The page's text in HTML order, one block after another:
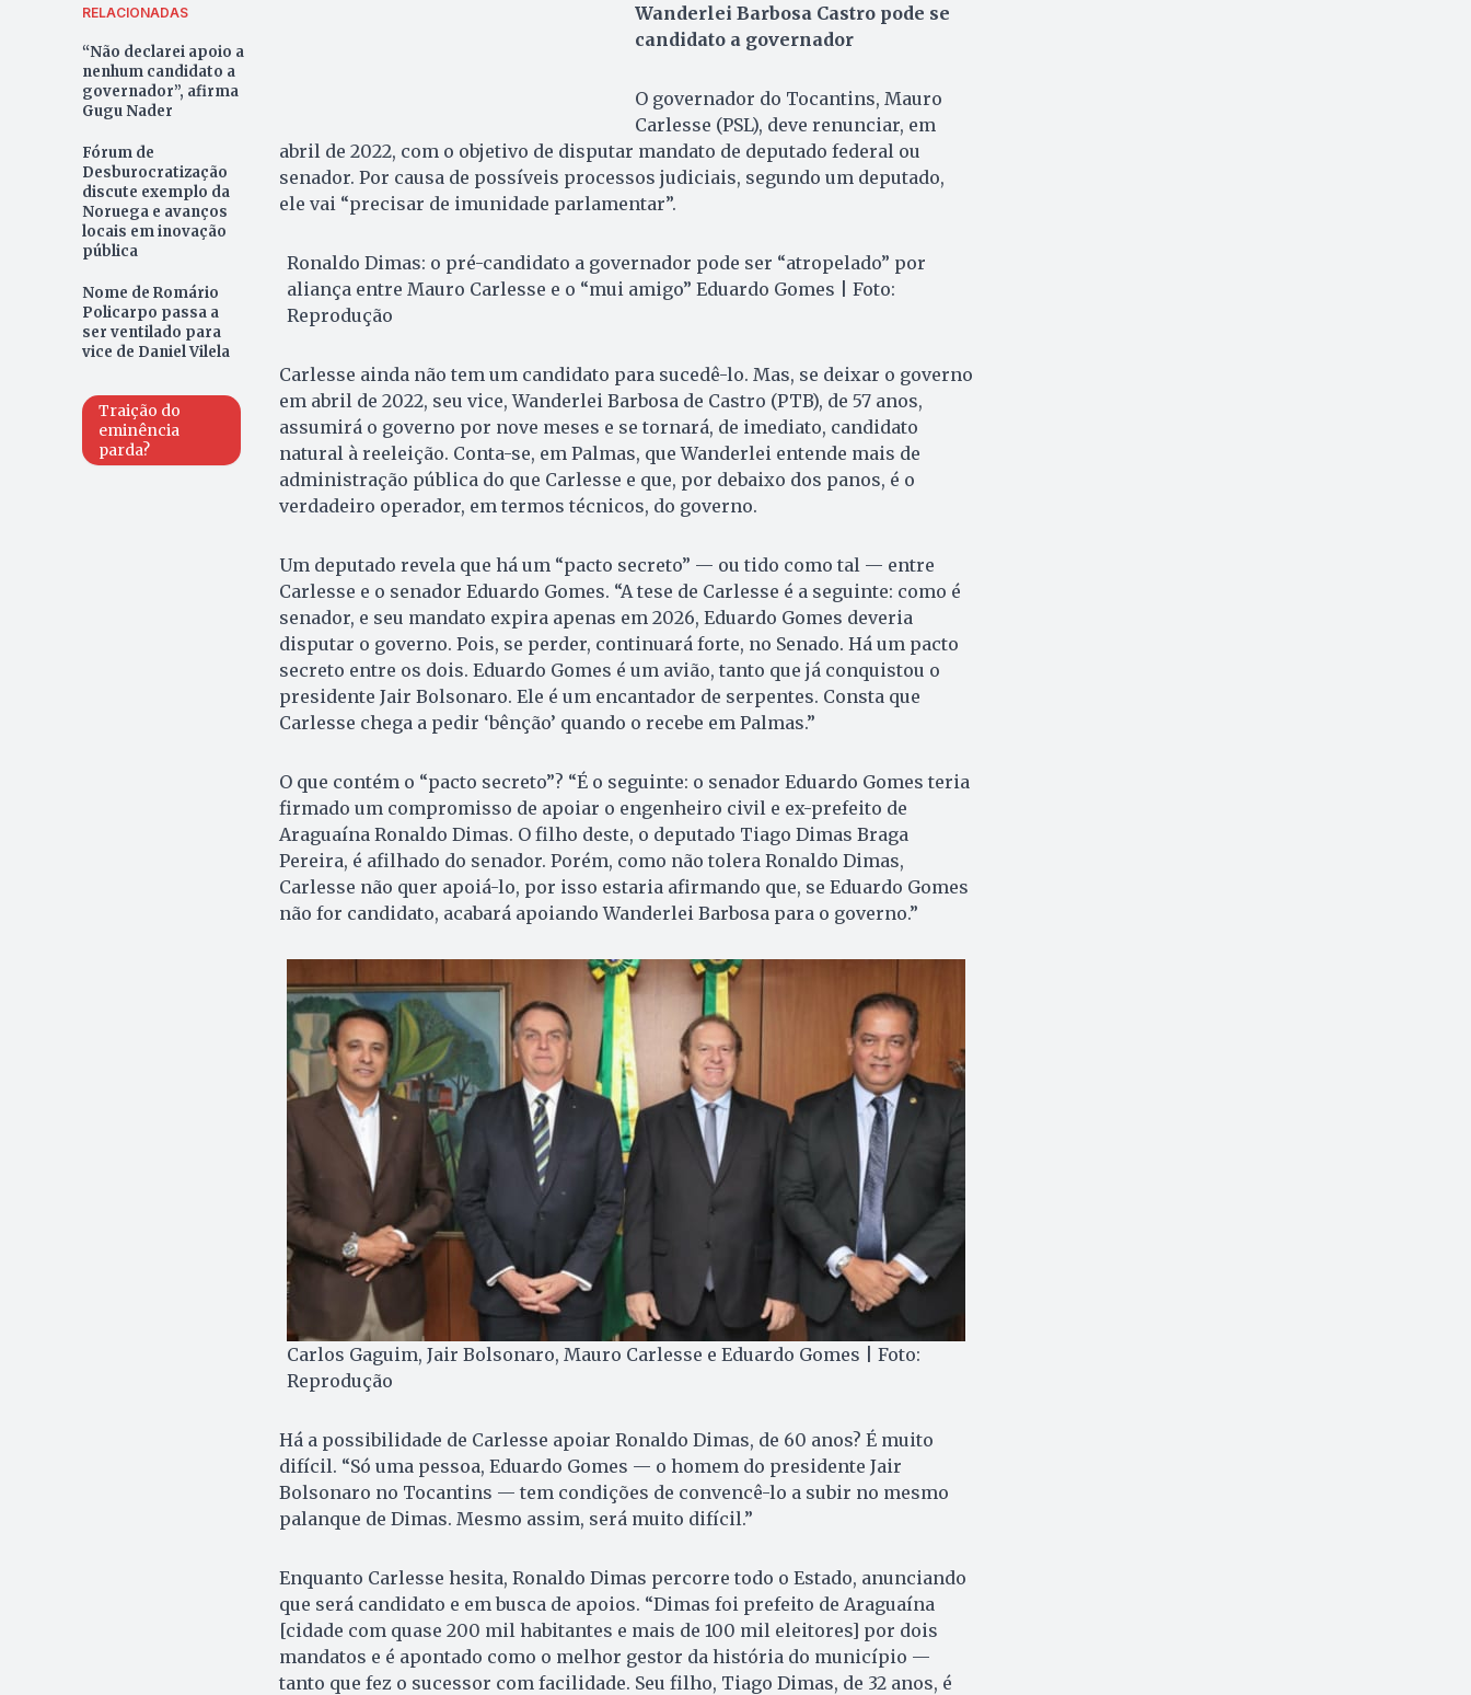
RELACIONADAS
“Não declarei apoio a
nenhum candidato a
governador”, afirma
Gugu Nader
Fórum de
Desburocratização
discute exemplo da
Noruega e avanços
locais em inovação
pública
Nome de Romário
Policarpo passa a
ser ventilado para
vice de Daniel Vilela
Traição do
eminência
parda?
Wanderlei Barbosa Castro pode se
candidato a governador
O governador do Tocantins, Mauro
Carlesse (PSL), deve renunciar, em
abril de 2022, com o objetivo de disputar mandato de deputado federal ou
senador. Por causa de possíveis processos judiciais, segundo um deputado,
ele vai “precisar de imunidade parlamentar”.
Ronaldo Dimas: o pré-candidato a governador pode ser “atropelado” por
aliança entre Mauro Carlesse e o “mui amigo” Eduardo Gomes | Foto:
Reprodução
Carlesse ainda não tem um candidato para sucedê-lo. Mas, se deixar o governo
em abril de 2022, seu vice, Wanderlei Barbosa de Castro (PTB), de 57 anos,
assumirá o governo por nove meses e se tornará, de imediato, candidato
natural à reeleição. Conta-se, em Palmas, que Wanderlei entende mais de
administração pública do que Carlesse e que, por debaixo dos panos, é o
verdadeiro operador, em termos técnicos, do governo.
Um deputado revela que há um “pacto secreto” — ou tido como tal — entre
Carlesse e o senador Eduardo Gomes. “A tese de Carlesse é a seguinte: como é
senador, e seu mandato expira apenas em 2026, Eduardo Gomes deveria
disputar o governo. Pois, se perder, continuará forte, no Senado. Há um pacto
secreto entre os dois. Eduardo Gomes é um avião, tanto que já conquistou o
presidente Jair Bolsonaro. Ele é um encantador de serpentes. Consta que
Carlesse chega a pedir ‘bênção’ quando o recebe em Palmas.”
O que contém o “pacto secreto”? “É o seguinte: o senador Eduardo Gomes teria
firmado um compromisso de apoiar o engenheiro civil e ex-prefeito de
Araguaína Ronaldo Dimas. O filho deste, o deputado Tiago Dimas Braga
Pereira, é afilhado do senador. Porém, como não tolera Ronaldo Dimas,
Carlesse não quer apoiá-lo, por isso estaria afirmando que, se Eduardo Gomes
não for candidato, acabará apoiando Wanderlei Barbosa para o governo.”
Carlos Gaguim, Jair Bolsonaro, Mauro Carlesse e Eduardo Gomes | Foto:
Reprodução
Há a possibilidade de Carlesse apoiar Ronaldo Dimas, de 60 anos? É muito
difícil. “Só uma pessoa, Eduardo Gomes — o homem do presidente Jair
Bolsonaro no Tocantins — tem condições de convencê-lo a subir no mesmo
palanque de Dimas. Mesmo assim, será muito difícil.”
Enquanto Carlesse hesita, Ronaldo Dimas percorre todo o Estado, anunciando
que será candidato e em busca de apoios. “Dimas foi prefeito de Araguaína
[cidade com quase 200 mil habitantes e mais de 100 mil eleitores] por dois
mandatos e é apontado como o melhor gestor da história do município —
tanto que fez o sucessor com facilidade. Seu filho, Tiago Dimas, de 32 anos, é